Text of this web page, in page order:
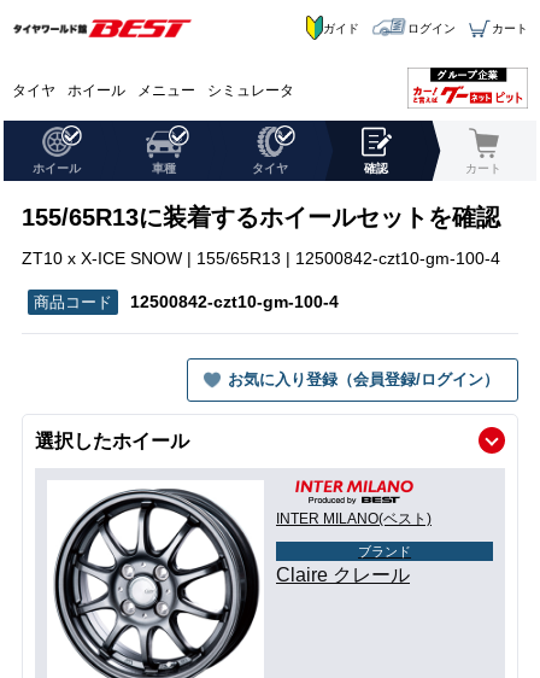
タイヤ ホイール メニュー シミュレータ
ガイド ログイン カート
ホイール 車種 タイヤ 確認 カート
155/65R13に装着するホイールセットを確認
ZT10 x X-ICE SNOW | 155/65R13 | 12500842-czt10-gm-100-4
12500842-czt10-gm-100-4
お気に入り登録（会員登録/ログイン）
選択したホイール
INTER MILANO(ベスト)
ブランド
Claire クレール